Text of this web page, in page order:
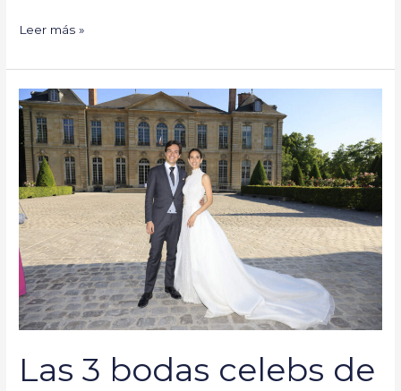
Leer más »
Las 3 bodas celebs de
Las
3
bodas
celebs
de
este
fin
de
semana